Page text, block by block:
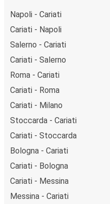
Napoli - Cariati
Cariati - Napoli
Salerno - Cariati
Cariati - Salerno
Roma - Cariati
Cariati - Roma
Cariati - Milano
Stoccarda - Cariati
Cariati - Stoccarda
Bologna - Cariati
Cariati - Bologna
Cariati - Messina
Messina - Cariati